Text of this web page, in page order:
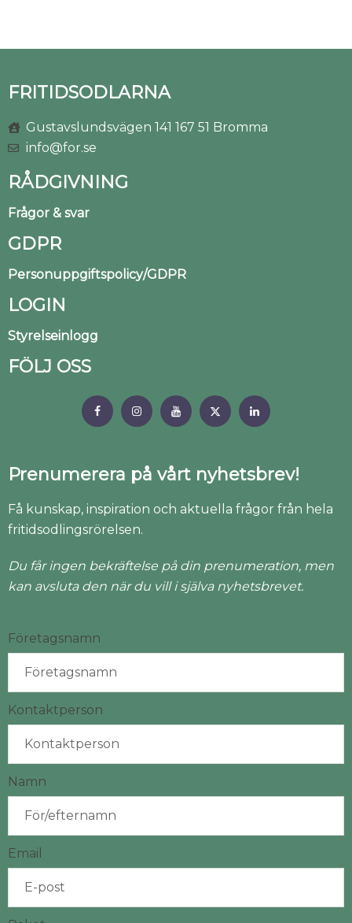
FRITIDSODLARNA
Gustavslundsvägen 141 167 51 Bromma
info@for.se
RÅDGIVNING
Frågor & svar
GDPR
Personuppgiftspolicy/GDPR
LOGIN
Styrelseinlogg
FÖLJ OSS
Prenumerera på vårt nyhetsbrev!
Få kunskap, inspiration och aktuella frågor från hela
fritidsodlingsrörelsen.
Du får ingen bekräftelse på din prenumeration, men
kan avsluta den när du vill i själva nyhetsbrevet.
Företagsnamn
Kontaktperson
Namn
Email